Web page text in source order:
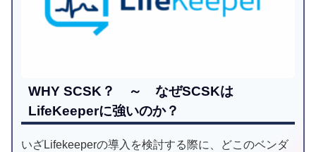
WHY SCSK？ ～ なぜSCSKは
LifeKeeperに強いのか？
いざLifekeeperの導入を検討する際に、どこのベンダ